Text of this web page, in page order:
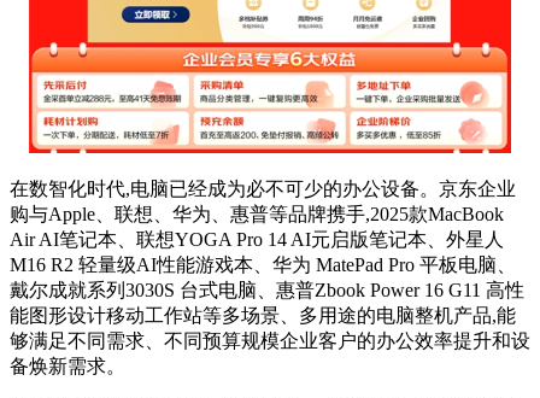
在数智化时代,电脑已经成为必不可少的办公设备‌。京东企业
购与Apple、联想、华为、惠普等品牌携手,2025款MacBook
Air AI笔记本、联想YOGA Pro 14 AI元启版笔记本、外星人
M16 R2 轻量级AI性能游戏本、华为 MatePad Pro 平板电脑、
戴尔成就系列3030S 台式电脑、惠普Zbook Power 16 G11 高性
能图形设计移动工作站等多场景、多用途的电脑整机产品,能
够满足不同需求、不同预算规模企业客户的办公效率提升和设
备焕新需求。